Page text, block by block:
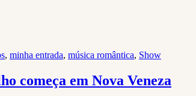
, minha entrada, música romântica, Show
começa em Nova Veneza